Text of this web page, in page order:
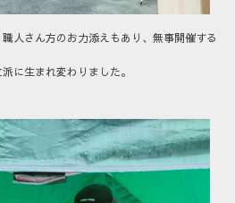
人さん方のお力添えもあり、無事開催する
に生まれ変わりました。